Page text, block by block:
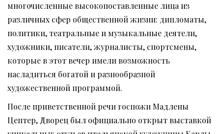
многочисленные высокопоставленные лица из
различных сфер общественной жизни: дипломаты,
политики, театральные и музыкальные деятели,
художники, писатели, журналисты, спортсмены,
которые в этот вечер имели возможность
насладиться богатой и разнообразной
художественной программой.
После приветственной речи госпожи Мадлены
Цептер, Дворец был официально открыт выставкой